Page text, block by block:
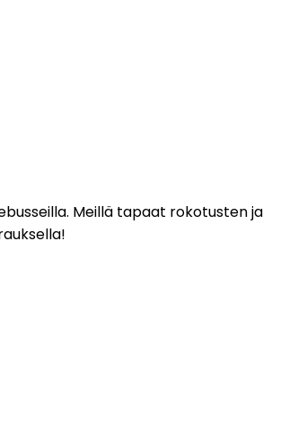
Meillä tapaat rokotusten ja